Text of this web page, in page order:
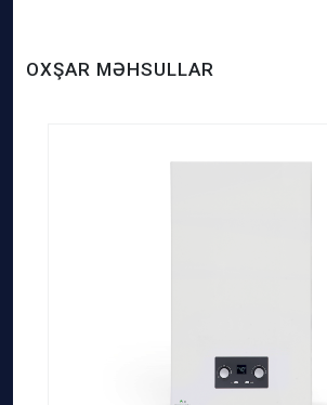
OXŞAR MƏHSULLAR